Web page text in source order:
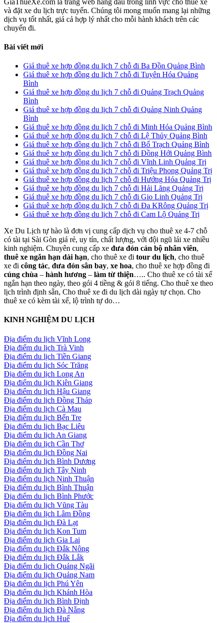
và đặt xe du lịch trực tuyến. Chúng tôi mong muốn mang lại những
dịch vụ tốt nhất, giá cả hợp lý nhất cho mỗi hành khách trên các
chuyến đi.
Bài viết mới
Giá thuê xe hợp đồng du lịch 7 chỗ đi Ba Đồn Quảng Bình
Giá thuê xe hợp đồng du lịch 7 chỗ đi Tuyên Hóa Quảng
Bình
Giá thuê xe hợp đồng du lịch 7 chỗ đi Quảng Trạch Quảng
Bình
Giá thuê xe hợp đồng du lịch 7 chỗ đi Quảng Ninh Quảng
Bình
Giá thuê xe hợp đồng du lịch 7 chỗ đi Minh Hóa Quảng Bình
Giá thuê xe hợp đồng du lịch 7 chỗ đi Lệ Thủy Quảng Bình
Giá thuê xe hợp đồng du lịch 7 chỗ đi Bố Trạch Quảng Bình
Giá thuê xe hợp đồng du lịch 7 chỗ đi Đồng Hới Quảng Bình
Giá thuê xe hợp đồng du lịch 7 chỗ đi Vĩnh Linh Quảng Trị
Giá thuê xe hợp đồng du lịch 7 chỗ đi Triệu Phong Quảng Trị
Giá thuê xe hợp đồng du lịch 7 chỗ đi Hướng Hóa Quảng Trị
Giá thuê xe hợp đồng du lịch 7 chỗ đi Hải Lăng Quảng Trị
Giá thuê xe hợp đồng du lịch 7 chỗ đi Gio Linh Quảng Trị
Giá thuê xe hợp đồng du lịch 7 chỗ đi Đa KRông Quảng Trị
Giá thuê xe hợp đồng du lịch 7 chỗ đi Cam Lộ Quảng Trị
Xe Du Lịch tự hào là đơn vị cung cấp dịch vụ cho thuê xe 4-7 chỗ
có tài tại Sài Gòn giá rẻ, uy tín, chất lượng, với đội ngũ lái xe nhiều
kinh nghiệm. Chuyên cung cấp xe đưa đón cán bộ nhân viên,
thuê xe ngắn hạn dài hạn, cho thuê xe đi tour du lịch, cho thuê
xe đi công tác, đưa đón sân bay, xe hoa, cho thuê xe hợp đồng đi
cúng chùa – hành hương – làm từ thiện….. Cho thuê xe có tài xế
ngắn hạn theo ngày, theo gói 4 tiềng & gói 8 tiếng. Cho thuê xe theo
lịch trình định sẵn, Cho thuê xe đi du lịch dài ngày tự chọn. Cho
thuê xe có kèm tài xế, lộ trình tự do…
KINH NGHIỆM DU LỊCH
Địa điểm du lịch Vĩnh Long
Địa điểm du lịch Trà Vinh
Địa điểm du lịch Tiền Giang
Địa điểm du lịch Sóc Trăng
Địa điểm du lịch Long An
Địa điểm du lịch Kiên Giang
Địa điểm du lịch Hậu Giang
Địa điểm du lịch Đồng Tháp
Địa điểm du lịch Cà Mau
Địa điểm du lịch Bến Tre
Địa điểm du lịch Bạc Liêu
Địa điểm du lịch An Giang
Địa điểm du lịch Cần Thơ
Địa điểm du lịch Đồng Nai
Địa điểm du lịch Bình Dương
Địa điểm du lịch Tây Ninh
Địa điểm du lịch Ninh Thuận
Địa điểm du lịch Bình Thuận
Địa điểm du lịch Bình Phước
Địa điểm du lịch Vũng Tàu
Địa điểm du lịch Lâm Đồng
Địa điểm du lịch Đà Lạt
Địa điểm du lịch Kon Tum
Địa điểm du lịch Gia Lai
Địa điểm du lịch Đắk Nông
Địa điểm du lịch Đắk Lắk
Địa điểm du lịch Quảng Ngãi
Địa điểm du lịch Quảng Nam
Địa điểm du lịch Phú Yên
Địa điểm du lịch Khánh Hòa
Địa điểm du lịch Bình Định
Địa điểm du lịch Đà Nẵng
Địa điểm du lịch Huế